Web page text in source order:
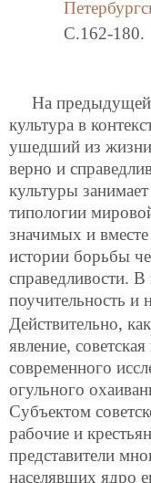
C.162-180.
На предыдущей
культура в
ушедший из
верно и
культуры
типологии
значимых и
истории борьбы
справедливости. В
поучительность и
Действительно,
явление,
современного
огульного
Субъектом
рабочие и
представители
населявших ядро